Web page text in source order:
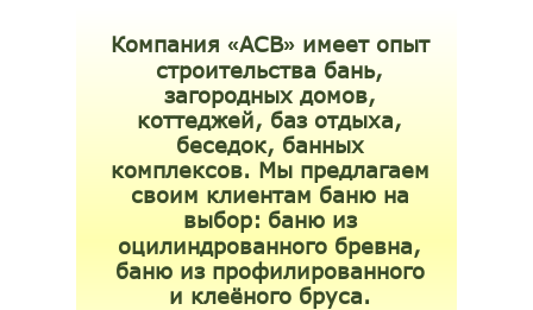
Компания «АСВ»имеет опыт
строительства бань,
загородных домов,
коттеджей, баз отдыха,
беседок, банных
комплексов. Мы предлагаем
своим клиентам баню на
выбор: баню из
оцилиндрованного бревна,
баню из профилированного
и клеёного бруса.